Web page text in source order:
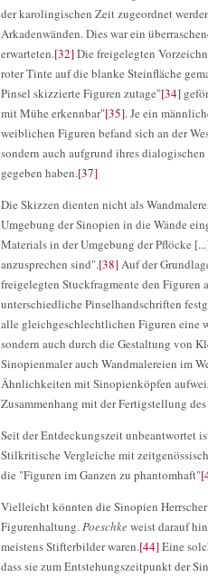
der karolingischen Zeit zugeordnet
Arkadenwänden. Dies war ein
erwarteten.[32]Die freigelegten
roter Tinte auf die blanke Steinfläche
Pinsel skizzierte Figuren zutage"[34]
mit Mühe erkennbar"[35]. Je ein
weiblichen Figuren befand sich an der
sondern auch aufgrund ihres dialogischen
gegeben haben.[37]
Die Skizzen dienten nicht als
Umgebung der Sinopien in die Wände
Materials in der Umgebung der Pflöcke
anzusprechen sind".[38]Auf der
freigelegten Stuckfragmente den Figuren
unterschiedliche Pinselhandschriften
alle gleichgeschlechtlichen Figuren eine
sondern auch durch die Gestaltung von
Sinopienmaler auch Wandmalereien im
Ähnlichkeiten mit Sinopienköpfen
Zusammenhang mit der Fertigstellung
Seit der Entdeckungszeit unbeantwortet
Stilkritische Vergleiche mit
die "Figuren im Ganzen zu phantomhaft"
Vielleicht könnten die Sinopien
Figurenhaltung.Poeschkeweist darauf
meistens Stifterbilder waren.[44]Eine
dass sie zum Entstehungszeitpunkt der